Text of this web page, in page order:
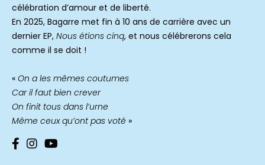
célébration d’amour et de liberté.
En 2025, Bagarre met fin à 10 ans de carrière avec un
dernier EP, Nous étions cinq, et nous célébrerons cela
comme il se doit !
« On a les mêmes coutumes
Car il faut bien crever
On finit tous dans l’urne
Même ceux qu’ont pas voté »